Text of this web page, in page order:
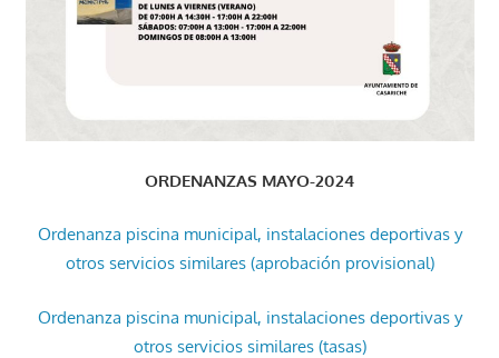
ORDENANZAS MAYO-2024
Ordenanza piscina municipal, instalaciones deportivas y
otros servicios similares (aprobación provisional)
Ordenanza piscina municipal, instalaciones deportivas y
otros servicios similares (tasas)